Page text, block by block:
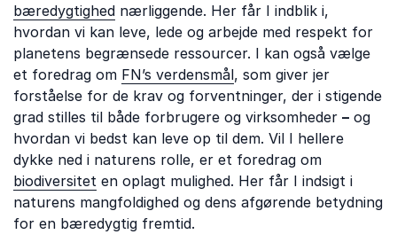
bæredygtighed nærliggende. Her får I indblik i,
hvordan vi kan leve, lede og arbejde med respekt for
planetens begrænsede ressourcer. I kan også vælge
et foredrag om FN’s verdensmål, som giver jer
forståelse for de krav og forventninger, der i stigende
grad stilles til både forbrugere og virksomheder – og
hvordan vi bedst kan leve op til dem. Vil I hellere
dykke ned i naturens rolle, er et foredrag om
biodiversitet en oplagt mulighed. Her får I indsigt i
naturens mangfoldighed og dens afgørende betydning
for en bæredygtig fremtid.